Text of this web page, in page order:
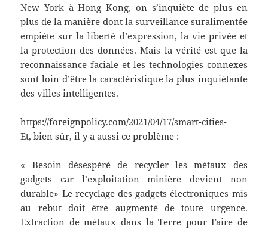
New York à Hong Kong, on s’inquiète de plus en
plus de la manière dont la surveillance suralimentée
empiète sur la liberté d’expression, la vie privée et
la protection des données. Mais la vérité est que la
reconnaissance faciale et les technologies connexes
sont loin d’être la caractéristique la plus inquiétante
des villes intelligentes.
https://foreignpolicy.com/2021/04/17/smart-cities-
Et, bien sûr, il y a aussi ce problème :
« Besoin désespéré de recycler les métaux des
gadgets car l’exploitation minière devient non
durable» Le recyclage des gadgets électroniques mis
au rebut doit être augmenté de toute urgence.
Extraction de métaux dans la Terre pour Faire de